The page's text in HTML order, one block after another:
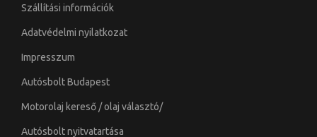
Szállítási információk
Adatvédelmi nyilatkozat
Impresszum
Autósbolt Budapest
Motorolaj kereső / olaj választó/
Autósbolt nyitvatartása